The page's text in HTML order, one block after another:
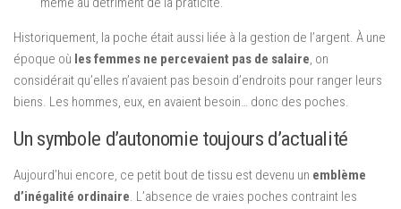
Historiquement, la poche était aussi liée à la gestion de l’argent. À une
époque où les femmes ne percevaient pas de salaire, on
considérait qu’elles n’avaient pas besoin d’endroits pour ranger leurs
biens. Les hommes, eux, en avaient besoin… donc des poches.
Un symbole d’autonomie toujours d’actualité
Aujourd’hui encore, ce petit bout de tissu est devenu un emblème
d’inégalité ordinaire. L’absence de vraies poches contraint les